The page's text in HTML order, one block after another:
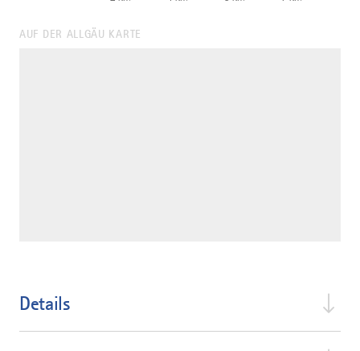
AUF DER ALLGÄU KARTE
Details